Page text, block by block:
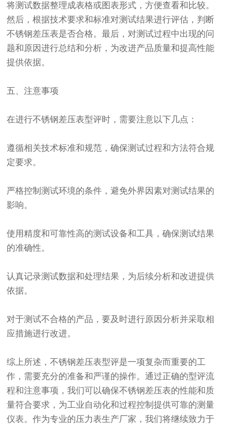
将测试数据整理成表格或图表形式，方便查看和比较。
然后，根据技术要求和标准对测试结果进行评估，判断
不锈钢差压表是否合格。最后，对测试过程中出现的问
题和原因进行总结和分析，为改进产品质量和提高性能
提供依据。
五、注意事项
在进行不锈钢差压表型评时，需要注意以下几点：
遵循相关技术标准和规范，确保测试过程和方法符合规
定要求。
严格控制测试环境的条件，避免外界因素对测试结果的
影响。
使用精度和可靠性高的测试设备和工具，确保测试结果
的准确性。
认真记录测试数据和处理结果，为后续分析和改进提供
依据。
对于测试不合格的产品，要及时进行原因分析并采取相
应措施进行改进。
综上所述，不锈钢差压表型评是一项复杂而重要的工
作，需要充分的准备和严谨的操作。通过正确的型评流
程和注意事项，我们可以确保不锈钢差压表的性能和质
量符合要求，为工业自动化和过程控制提供可靠的测量
仪表。作为专业的压力表生产厂家，我们将继续致力于